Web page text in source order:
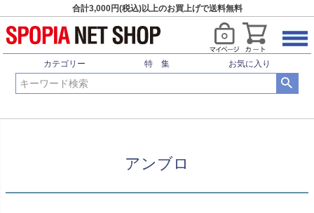
合計3,000円(税込)以上のお買上げで送料無料
カテゴリー 特 集 お気に入り
HOME サッカー・フットサル ブランド アンブロ
アンブロ